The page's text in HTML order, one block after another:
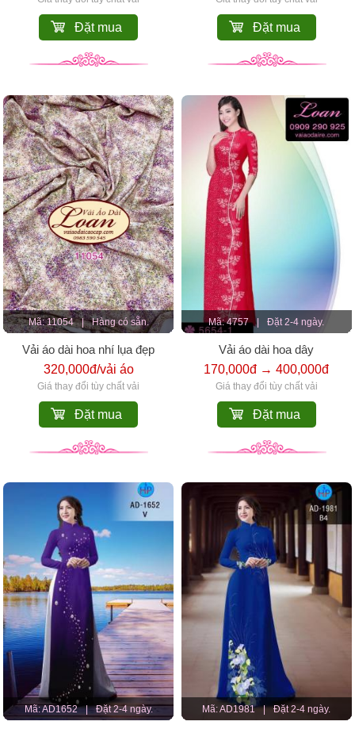
Đặt mua Đặt mua
Mã: 11054 | Hàng có sẵn.
Vải áo dài hoa nhí lụa đẹp
320,000đ/vải áo
Giá thay đổi tùy chất vải
Đặt mua
Mã: 4757 Đặt 2-4 ngày.
Vải áo dài hoa dây
170,000đ → 400,000đ
Giá thay đổi tùy chất vải
Đặt mua
Mã: AD1652 | Đặt 2-4 ngày. Mã: AD1981 | Đặt 2-4 ngày.